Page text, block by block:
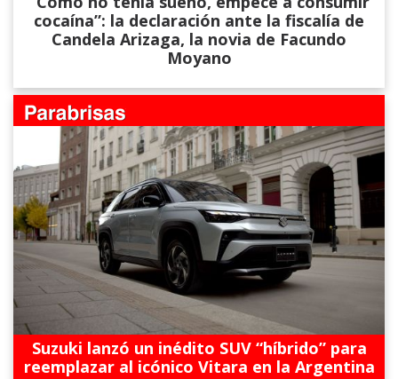
cocaína”: la declaración ante la fiscalía de
Candela Arizaga, la novia de Facundo
Moyano
Suzuki lanzó un inédito SUV “híbrido” para
reemplazar al icónico Vitara en la Argentina